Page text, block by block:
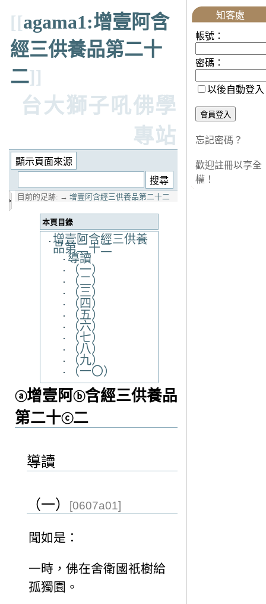
[[agama1:增壹阿含
經三供養品第二十
二]]
台大獅子吼佛學
專站
目前的足跡: → 增壹阿含經三供養品第二十二
本頁目錄
增壹阿含經三供養
品第二十二
導讀
（一）
（二）
（三）
（四）
（五）
（六）
（七）
（八）
（九）
（一〇）
ⓐ增壹阿 ⓑ含經三供養品
第二十ⓒ二
導讀
（一） [0607a01]
聞如是：
一時，佛在舍衛國祇樹給
孤獨園。
知客處
帳號：
密碼：
以後自動登入
忘記密碼？
歡迎註冊以享全
權！